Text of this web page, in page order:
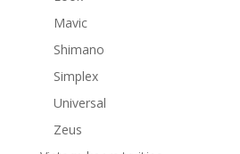
Mavic
Shimano
Simplex
Universal
Zeus